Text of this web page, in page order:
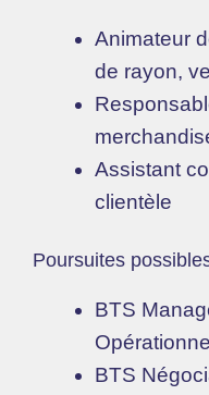
Animateur
de rayon,
Assistant
clientèle
Poursuites
BTS
BTS